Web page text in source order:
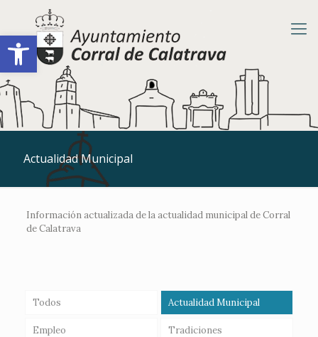
Abrir barra de herramientas
Actualidad Municipal
Información actualizada de la actualidad municipal de Corral
de Calatrava
Todos Actualidad Municipal
Empleo Tradiciones